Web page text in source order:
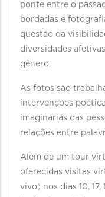
ponte entre o
bordadas e
questão da
diversidades
gênero.
As fotos são
intervenções
imaginárias das
relações entre
Além de um tour
oferecidas visitas
vivo) nos dias 10,